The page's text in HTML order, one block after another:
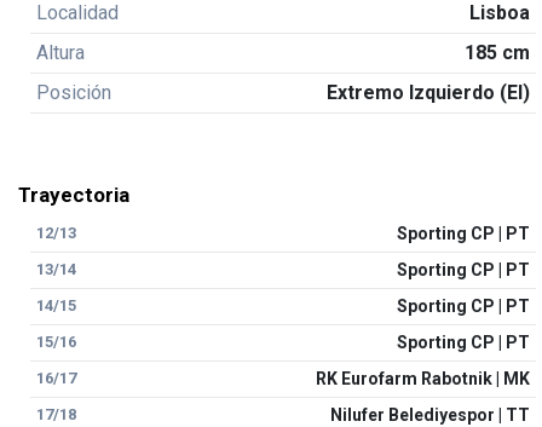
Localidad
Lisboa
Altura
185 cm
Posición
Extremo Izquierdo (EI)
Trayectoria
12/13 Sporting CP | PT
13/14 Sporting CP | PT
14/15 Sporting CP | PT
15/16 Sporting CP | PT
16/17 RK Eurofarm Rabotnik | MK
17/18 Nilufer Belediyespor | TT